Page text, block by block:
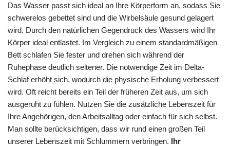
Das Wasser passt sich ideal an Ihre Körperform an, sodass Sie
schwerelos gebettet sind und die Wirbelsäule gesund gelagert
wird. Durch den natürlichen Gegendruck des Wassers wird Ihr
Körper ideal entlastet. Im Vergleich zu einem standardmäßigen
Bett schlafen Sie fester und drehen sich während der
Ruhephase deutlich seltener. Die notwendige Zeit im Delta-
Schlaf erhöht sich, wodurch die physische Erholung verbessert
wird. Oft reicht bereits ein Teil der früheren Zeit aus, um sich
ausgeruht zu fühlen. Nutzen Sie die zusätzliche Lebenszeit für
Ihre Angehörigen, den Arbeitsalltag oder einfach für sich selbst.
Man sollte berücksichtigen, dass wir rund einen großen Teil
unserer Lebenszeit mit Schlummern verbringen. Ihr